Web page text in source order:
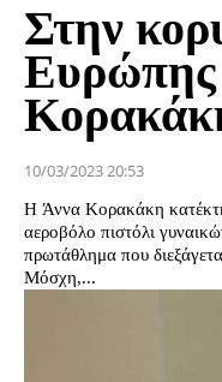
Στην
Ευρώπης
10/03/2023 20:53
Η Άννα Κορακάκη
αεροβόλο πιστόλι
πρωτάθλημα που
Μόσχη,...